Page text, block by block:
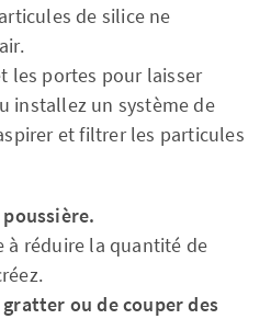
de silice ne
les portes pour laisser
installez un système de
et filtrer les particules
à réduire la quantité de
ou de couper des